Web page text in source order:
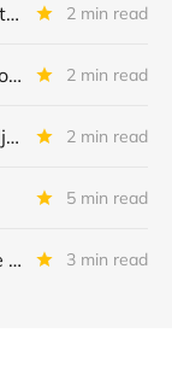
Proximus houdt koers in transitiejaar 2 min read
Goedkeuring glasvezeldeal is opsteker voor Proximus 2 min read
Proximus doet deal van 75 miljoen euro 2 min read
5 min read
Proximus: stabiliteit in woelige tijden 3 min read